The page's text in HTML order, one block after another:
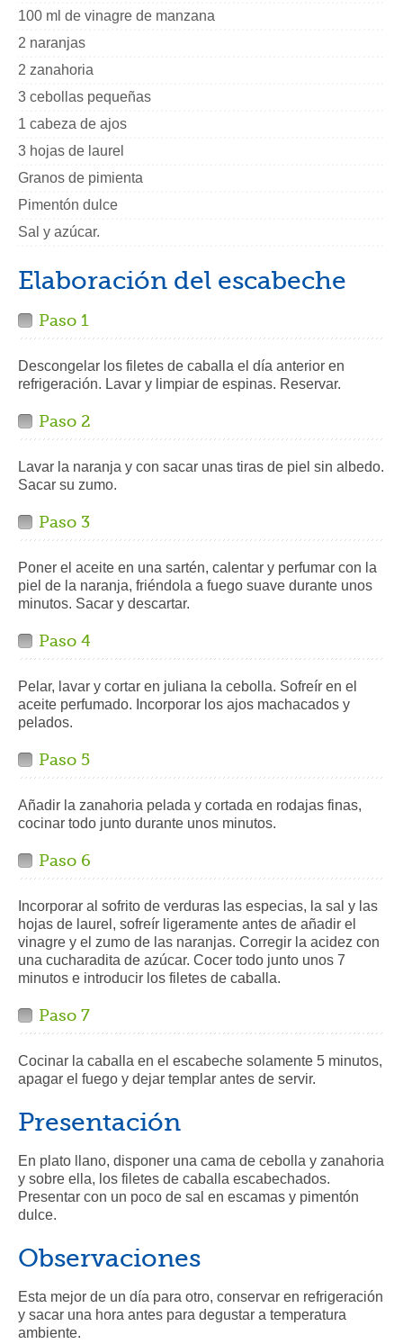
100 ml de vinagre de manzana
2 naranjas
2 zanahoria
3 cebollas pequeñas
1 cabeza de ajos
3 hojas de laurel
Granos de pimienta
Pimentón dulce
Sal y azúcar.
Elaboración del escabeche
Paso 1
Descongelar los filetes de caballa el día anterior en
refrigeración. Lavar y limpiar de espinas. Reservar.
Paso 2
Lavar la naranja y con sacar unas tiras de piel sin albedo.
Sacar su zumo.
Paso 3
Poner el aceite en una sartén, calentar y perfumar con la
piel de la naranja, friéndola a fuego suave durante unos
minutos. Sacar y descartar.
Paso 4
Pelar, lavar y cortar en juliana la cebolla. Sofreír en el
aceite perfumado. Incorporar los ajos machacados y
pelados.
Paso 5
Añadir la zanahoria pelada y cortada en rodajas finas,
cocinar todo junto durante unos minutos.
Paso 6
Incorporar al sofrito de verduras las especias, la sal y las
hojas de laurel, sofreír ligeramente antes de añadir el
vinagre y el zumo de las naranjas. Corregir la acidez con
una cucharadita de azúcar. Cocer todo junto unos 7
minutos e introducir los filetes de caballa.
Paso 7
Cocinar la caballa en el escabeche solamente 5 minutos,
apagar el fuego y dejar templar antes de servir.
Presentación
En plato llano, disponer una cama de cebolla y zanahoria
y sobre ella, los filetes de caballa escabechados.
Presentar con un poco de sal en escamas y pimentón
dulce.
Observaciones
Esta mejor de un día para otro, conservar en refrigeración
y sacar una hora antes para degustar a temperatura
ambiente.